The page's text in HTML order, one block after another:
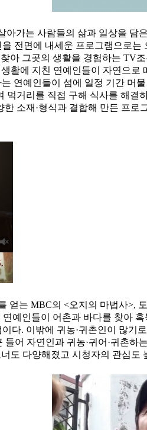
아가는 사람들의 삶과 일상을
전면에 내세운 프로그램으로
아 그곳의 생활을 경험하는 TV
활에 지친 연예인들이 자연으
연예인들이 섬에 일정 기간
먹거리를 직접 구해 식사를 해
소재·형식과 결합해 만든 프로
얻는 MBC의 <오지의 마법사>,
예인들이 어촌과 바다를 찾아
다. 이밖에 귀농·귀촌인이 많
어 자연인과 귀농·귀어·귀촌
도 다양해졌고 시청자의 관심도